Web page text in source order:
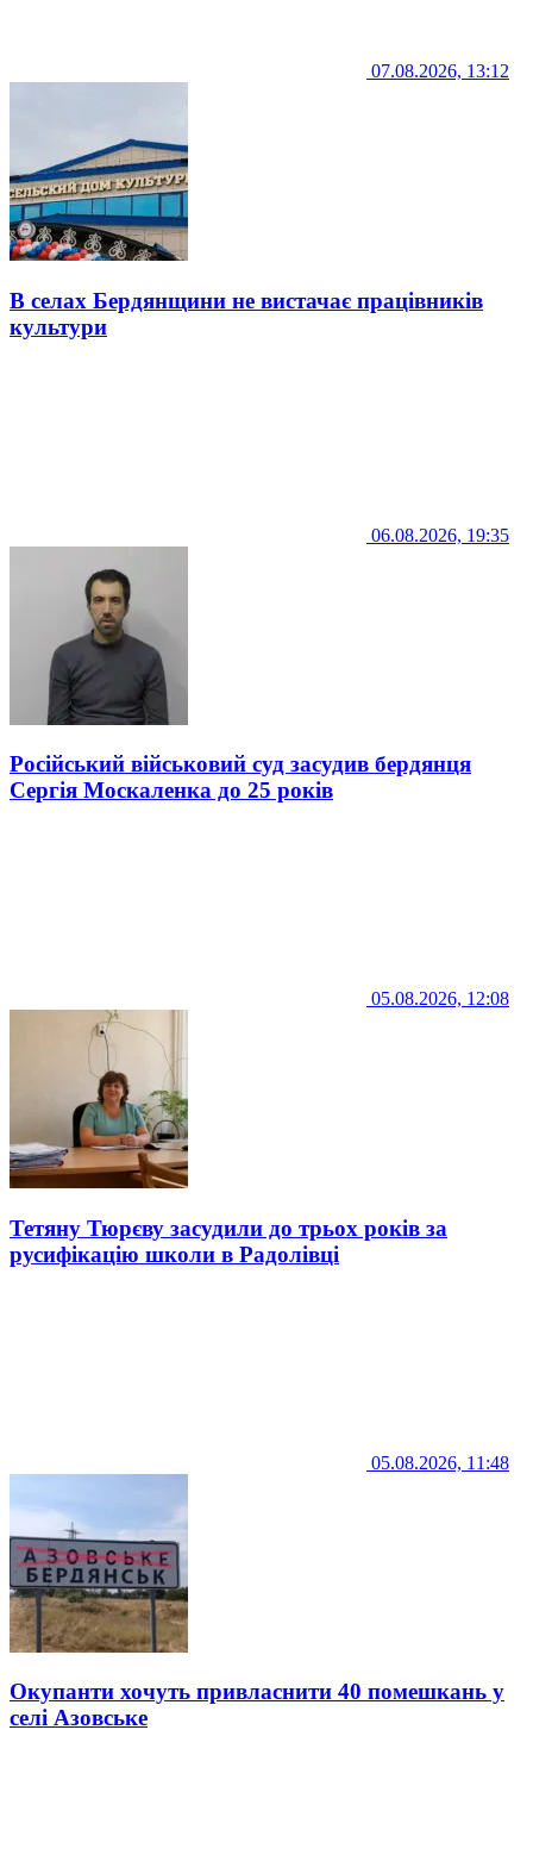
07.08.2026, 13:12
В селах Бердянщини не вистачає працівників
культури
06.08.2026, 19:35
Російський військовий суд засудив бердянця
Сергія Москаленка до 25 років
05.08.2026, 12:08
Тетяну Тюрєву засудили до трьох років за
русифікацію школи в Радолівці
05.08.2026, 11:48
Окупанти хочуть привласнити 40 помешкань у
селі Азовське